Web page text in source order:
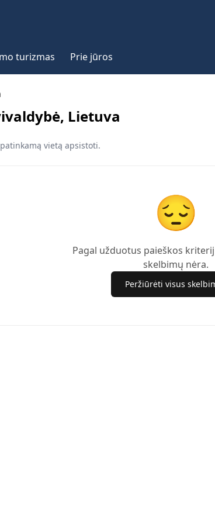
turizmas Prie jūros
Lietuva
vietą apsistoti.
😔
Pagal užduotus paieškos
skelbimų nėra.
Peržiūrėti visus